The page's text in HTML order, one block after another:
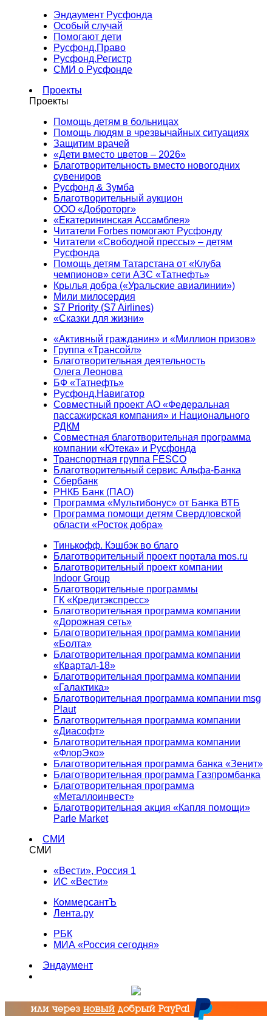
Эндаумент Русфонда
Особый случай
Помогают дети
Русфонд.Право
Русфонд.Регистр
СМИ о Русфонде
Проекты
Проекты
Помощь детям в больницах
Помощь людям в чрезвычайных ситуациях
Защитим врачей
«Дети вместо цветов – 2026»
Благотворительность вместо новогодних
сувениров
Русфонд & Зумба
Благотворительный аукцион
ООО «Доброторг»
«Екатерининская Ассамблея»
Читатели Forbes помогают Русфонду
Читатели «Свободной прессы» – детям
Русфонда
Помощь детям Татарстана от «Клуба
чемпионов» сети АЗС «Татнефть»
Крылья добра («Уральские авиалинии»)
Мили милосердия
S7 Priority (S7 Airlines)
«Сказки для жизни»
«Активный гражданин» и «Миллион призов»
Группа «Трансойл»
Благотворительная деятельность
Олега Леонова
БФ «Татнефть»
Русфонд.Навигатор
Совместный проект АО «Федеральная
пассажирская компания» и Национального
РДКМ
Совместная благотворительная программа
компании «Ютека» и Русфонда
Транспортная группа FESCO
Благотворительный сервис Альфа-Банка
Сбербанк
РНКБ Банк (ПАО)
Программа «Мультибонус» от Банка ВТБ
Программа помощи детям Свердловской
области «Росток добра»
Тинькофф. Кэшбэк во благо
Благотворительный проект портала mos.ru
Благотворительный проект компании
Indoor Group
Благотворительные программы
ГК «Кредитэкспресс»
Благотворительная программа компании
«Дорожная сеть»
Благотворительная программа компании
«Болта»
Благотворительная программа компании
«Квартал-18»
Благотворительная программа компании
«Галактика»
Благотворительная программа компании msg
Plaut
Благотворительная программа компании
«Диасофт»
Благотворительная программа компании
«ФлорЭко»
Благотворительная программа банка «Зенит»
Благотворительная программа Газпромбанка
Благотворительная программа
«Металлоинвест»
Благотворительная акция «Капля помощи»
Parle Market
СМИ
СМИ
«Вести», Россия 1
ИС «Вести»
КоммерсантЪ
Лента.ру
РБК
МИА «Россия сегодня»
Эндаумент